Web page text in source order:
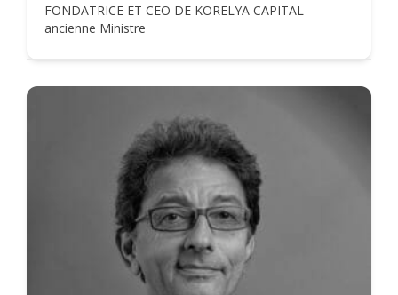
FONDATRICE ET CEO DE KORELYA CAPITAL —
ancienne Ministre